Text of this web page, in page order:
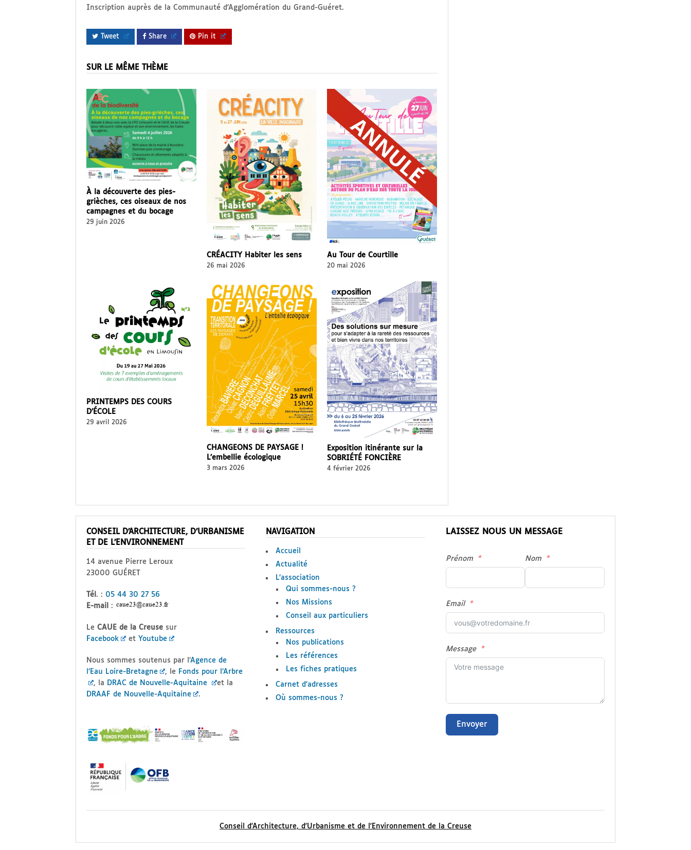
Inscription auprès de la Communauté d’Agglomération du Grand-Guéret.
Tweet Share Pin it
SUR LE MÊME THÈME
À la découverte des pies-
grièches, ces oiseaux de nos
campagnes et du bocage
29 juin 2026
CRÉACITY Habiter les sens
26 mai 2026
Au Tour de Courtille
20 mai 2026
PRINTEMPS DES COURS
D’ÉCOLE
29 avril 2026
CHANGEONS DE PAYSAGE !
L’embellie écologique
3 mars 2026
Exposition itinérante sur la
SOBRIÉTÉ FONCIÈRE
4 février 2026
CONSEIL D’ARCHITECTURE, D’URBANISME
ET DE L’ENVIRONNEMENT
14 avenue Pierre Leroux
23000 GUÉRET
Tél . : 05 44 30 27 56
E-mail
:
Le CAUE de la Creuse sur
Facebook
et Youtube
Nous sommes soutenus par l’Agence de
l’Eau Loire-Bretagne
, le
Fonds pour l’Arbre
, la
DRAC de Nouvelle-Aquitaine
et la
DRAAF de Nouvelle-Aquitaine
.
NAVIGATION
Accueil
Actualité
L’association
Qui sommes-nous ?
Nos Missions
Conseil aux particuliers
Ressources
Nos publications
Les références
Les fiches pratiques
Carnet d’adresses
Où sommes-nous ?
LAISSEZ NOUS UN MESSAGE
Prénom Nom
Email
Message
Envoyer
Conseil d'Architecture, d'Urbanisme et de l'Environnement de la Creuse